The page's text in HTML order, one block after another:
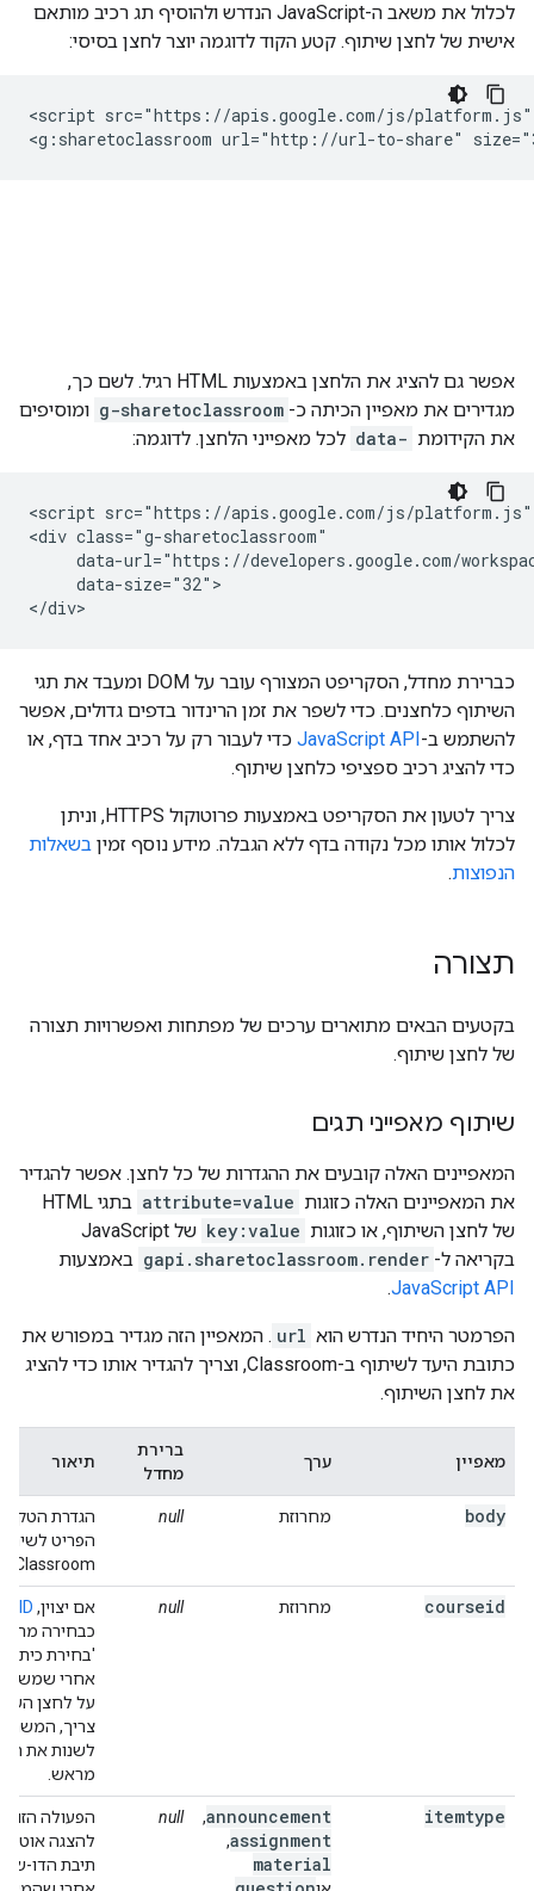
לכלול את משאב ה-JavaScript הנדרש ולהוסיף תג רכיב מותאם
אישית של לחצן שיתוף. קטע הקוד לדוגמה יוצר לחצן בסיסי:
<script src="https://apis.google.com/js/platform.js"
אפשר גם להציג את הלחצן באמצעות HTML רגיל. לשם כך,
מגדירים את מאפיין הכיתה כ- g-sharetoclassroom ומוסיפים
את הקידומת data- לכל מאפייני הלחצן. לדוגמה:
<script src="https://apis.google.com/js/platform.js"
<div class="g-sharetoclassroom"
data-url="https://developers.google.com/
     data-size="32">
כברירת מחדל, הסקריפט המצורף עובר על DOM ומעבד את תגי
השיתוף כלחצנים. כדי לשפר את זמן הרינדור בדפים גדולים, אפשר
להשתמש ב- JavaScript API כדי לעבור רק על רכיב אחד בדף, או
כדי להציג רכיב ספציפי כלחצן שיתוף.
צריך לטעון את הסקריפט באמצעות פרוטוקול HTTPS, וניתן
לכלול אותו מכל נקודה בדף ללא הגבלה. מידע נוסף זמין בשאלות
הנפוצות.
תצורה
בקטעים הבאים מתוארים ערכים של מפתחות ואפשרויות תצורה
של לחצן שיתוף.
שיתוף מאפייני תגים
המאפיינים האלה קובעים את ההגדרות של כל לחצן. אפשר להגדיר
את המאפיינים האלה כזוגות attribute=value
בתגי HTML
של לחצן השיתוף, או כזוגות key:value
של JavaScript
בקריאה ל- gapi.sharetoclassroom.render באמצעות
JavaScript API
.
הפרמטר היחיד הנדרש הוא url . המאפיין הזה מגדיר במפורש את
כתובת היעד לשיתוף ב-Classroom, וצריך להגדיר אותו כדי להציג
את לחצן השיתוף.
מאפיין ערך
ברירת
מחדל
תיאור
body מחרוזת null
הגדרת
הפריט
Classroom.
courseid מחרוזת null אם יצוין, ID
כבחירה
'בחירת כיתה'
אחרי
על לחצן
צריך,
לשנות את
מראש.
itemtype
announcement
,
assignment
,
material
null
הפעולה הזו
להצגה
תיבת הדו-